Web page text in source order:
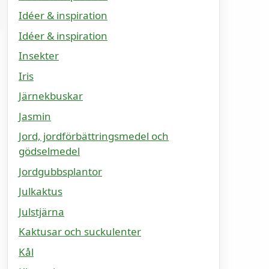
Idéer & inspiration
Idéer & inspiration
Insekter
Iris
Järnekbuskar
Jasmin
Jord, jordförbättringsmedel och
gödselmedel
Jordgubbsplantor
Julkaktus
Julstjärna
Kaktusar och suckulenter
Kål